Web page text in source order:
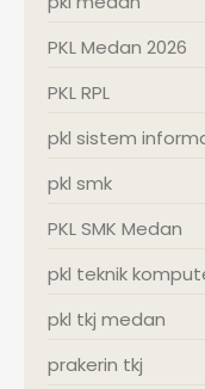
PKL Medan 2026
PKL RPL
pkl sistem
pkl smk
PKL SMK Medan
pkl teknik
pkl tkj medan
prakerin tkj